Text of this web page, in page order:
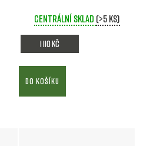
Centrální sklad (>5 ks)
1 110 Kč
DO KOŠÍKU